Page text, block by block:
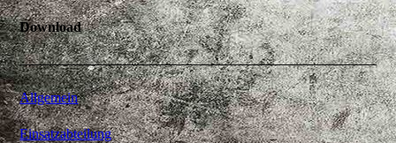
Download
Allgemein
Einsatzabteilung